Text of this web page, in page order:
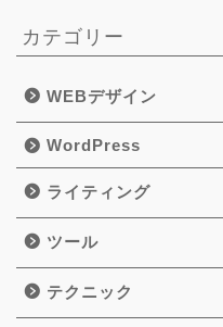
カテゴリー
WEBデザイン
WordPress
ライティング
ツール
テクニック